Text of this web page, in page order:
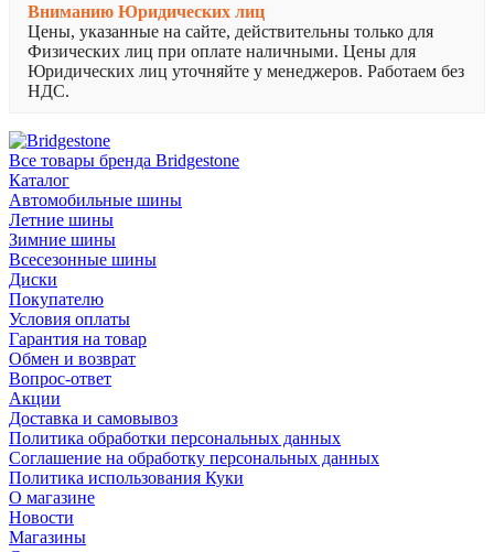
Вниманию Юридических лиц
Цены, указанные на сайте, действительны только для
Физических лиц при оплате наличными. Цены для
Юридических лиц уточняйте у менеджеров. Работаем без
НДС.
Все товары бренда Bridgestone
Каталог
Автомобильные шины
Летние шины
Зимние шины
Всесезонные шины
Диски
Покупателю
Условия оплаты
Гарантия на товар
Обмен и возврат
Вопрос-ответ
Акции
Доставка и самовывоз
Политика обработки персональных данных
Соглашение на обработку персональных данных
Политика использования Куки
О магазине
Новости
Магазины